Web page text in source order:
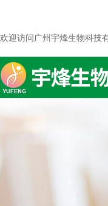
欢迎访问广州宇烽生物科技